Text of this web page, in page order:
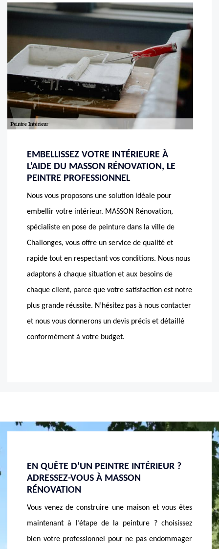
EMBELLISSEZ VOTRE INTÉRIEURE À
L’AIDE DU MASSON RÉNOVATION, LE
PEINTRE PROFESSIONNEL
Nous vous proposons une solution idéale pour
embellir votre intérieur. MASSON Rénovation,
spécialiste en pose de peinture dans la ville de
Challonges, vous offre un service de qualité et
rapide tout en respectant vos conditions. Nous nous
adaptons à chaque situation et aux besoins de
chaque client, parce que votre satisfaction est notre
plus grande réussite. N’hésitez pas à nous contacter
et nous vous donnerons un devis précis et détaillé
conformément à votre budget.
POSE DE REVÊTEMENT MURALE PAR
MASSON RÉNOVATION
l’entreprise MASSON Rénovation est déjà reconnue
dans ce domaine, composée d’experts en pose de
peinture et en revêtement mural, nous vous
La